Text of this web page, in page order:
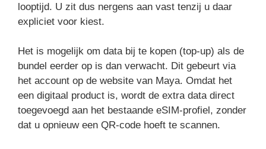
looptijd. U zit dus nergens aan vast tenzij u daar
expliciet voor kiest.
Het is mogelijk om data bij te kopen (top-up) als de
bundel eerder op is dan verwacht. Dit gebeurt via
het account op de website van Maya. Omdat het
een digitaal product is, wordt de extra data direct
toegevoegd aan het bestaande eSIM-profiel, zonder
dat u opnieuw een QR-code hoeft te scannen.